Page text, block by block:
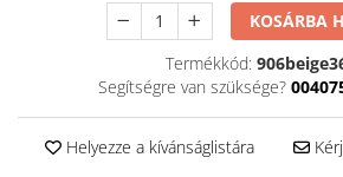
rendelkező termék
KOSÁRBA
Termékkód:
Segítségre van szüksége?
Helyezze a kívánságlistára